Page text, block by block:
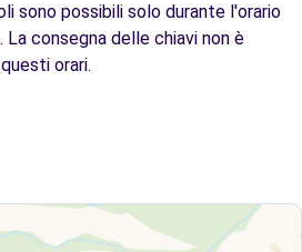
sono possibili solo durante l'orario
La consegna delle chiavi non è
orari.